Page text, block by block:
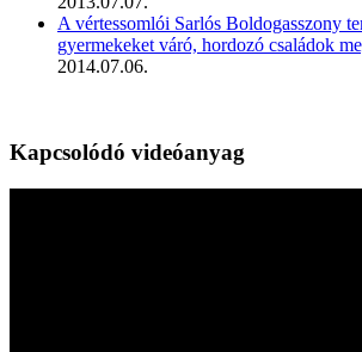
A vértessomlói Sarlós Boldogasszony
gyermekeket váró, hordozó családok
2014.07.06.
Kapcsolódó videóanyag